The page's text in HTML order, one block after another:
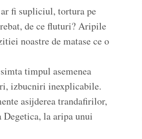
fi supliciul, tortura pe
de ce fluturi? Aripile
noastre de matase ce o
timpul asemenea
izbucniri inexplicabile.
asijderea trandafirilor,
la aripa unui